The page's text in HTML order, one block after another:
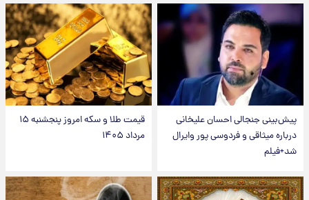
پیش‌بینی جنجالی احسان علیخانی
درباره میثاقی و فردوسی پور وایرال
شد+فیلم
قیمت طلا و سکه امروز پنجشنبه ۱۵
مرداد ۱۴۰۵